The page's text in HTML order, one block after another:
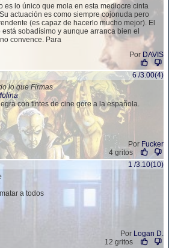
es lo único que mola en esta mediocre cinta
actuación es como siempre cojonuda pero
(es capaz de hacerlo mucho mejor). El
está sobadísimo y aunque arranca bien el
convence. Para
Por DAVIS
6 /3.00(4)
lo que Firmas
con tintes de cine gore a la española.
Por Fucker
4 gritos
1 /3.10(10)
a todos
Por Logan D.
12 gritos